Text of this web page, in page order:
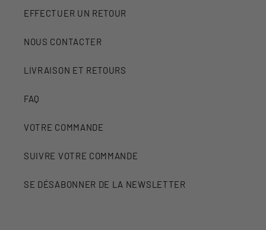
EFFECTUER UN RETOUR
NOUS CONTACTER
LIVRAISON ET RETOURS
FAQ
VOTRE COMMANDE
SUIVRE VOTRE COMMANDE
SE DÉSABONNER DE LA NEWSLETTER